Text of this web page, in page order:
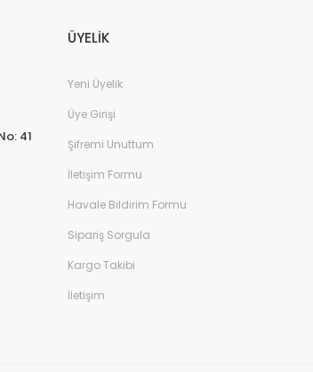
41
ÜYELİK
Yeni Üyelik
Üye Girişi
Şifremi Unuttum
İletişim Formu
Havale Bildirim Formu
Sipariş Sorgula
Kargo Takibi
İletişim